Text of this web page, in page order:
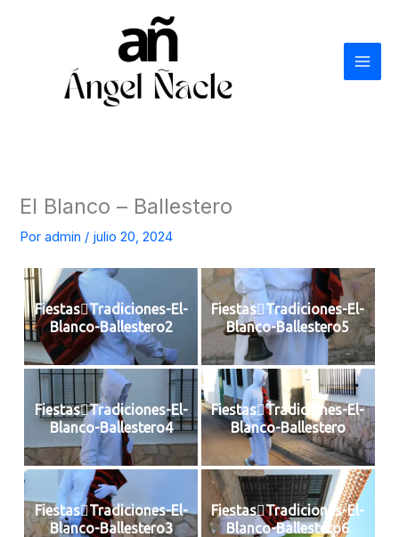
El Blanco – Ballestero
Poradmin / julio 20, 2024
FiestasTradiciones-El-
Blanco-Ballestero2
FiestasTradiciones-El-
Blanco-Ballestero5
FiestasTradiciones-El-
Blanco-Ballestero4
FiestasTradiciones-El-
Blanco-Ballestero
FiestasTradiciones-El-
Blanco-Ballestero3
FiestasTradiciones-El-
Blanco-Ballestero6